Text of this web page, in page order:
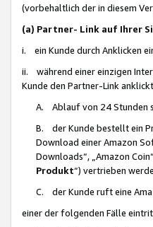
(vorbehaltlich der in diesem
(a) Partner- Link auf Ihrer
i. ein Kunde durch Anklicken
ii. während einer einzigen
Kunde den Partner-Link
A. Ablauf von 24 Stunden
B. der Kunde bestellt ein
Download einer Amazon
Downloads“, „Amazon
Produkt“) vertrieben
C. der Kunde ruft eine
einer der folgenden Fälle